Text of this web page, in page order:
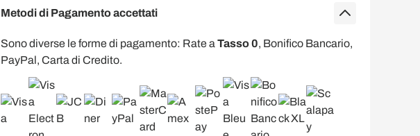
Metodi di Pagamento accettati
Sono diverse le forme di pagamento: Rate a Tasso 0, Bonifico Bancario,
PayPal, Carta di Credito.